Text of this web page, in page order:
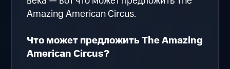
Amazing American Circus.
Что может предложить The Amazing
American Circus?